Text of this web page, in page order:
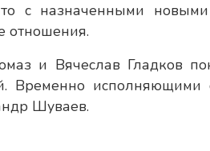
с назначенными новыми
отношения.
и Вячеслав Гладков
Временно исполняющими
Шуваев.